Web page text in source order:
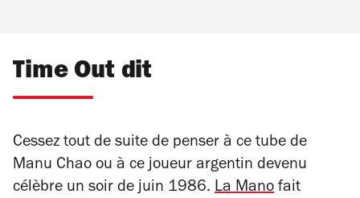
Time Out dit
Cessez tout de suite de penser à ce tube de
Manu Chao ou à ce joueur argentin devenu
célèbre un soir de juin 1986. La Mano fait